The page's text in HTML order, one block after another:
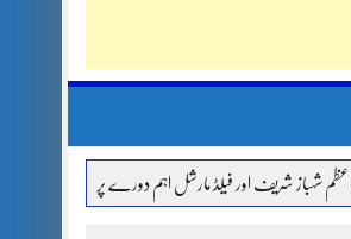
شریف اور فیلڈ مارشل اہم دورے پر سعودی عرب روانہ